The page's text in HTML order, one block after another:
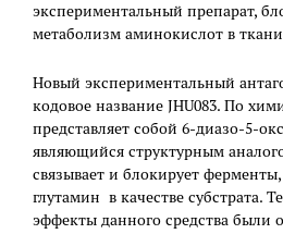
экспериментальный препарат,
метаболизм аминокислот в
Новый экспериментальный
кодовое название JHU083. По
представляет собой 6-диазо-5-
являющийся структурным
связывает и блокирует
глутамин в качестве субстрата.
эффекты данного средства были